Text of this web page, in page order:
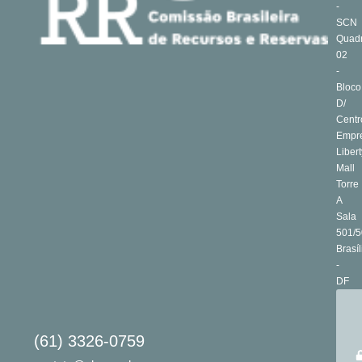
(61) 3326-0759
-
SCN
02
-
Bloco
D/
Mall
Torre
A
Sala
501/
-
DF